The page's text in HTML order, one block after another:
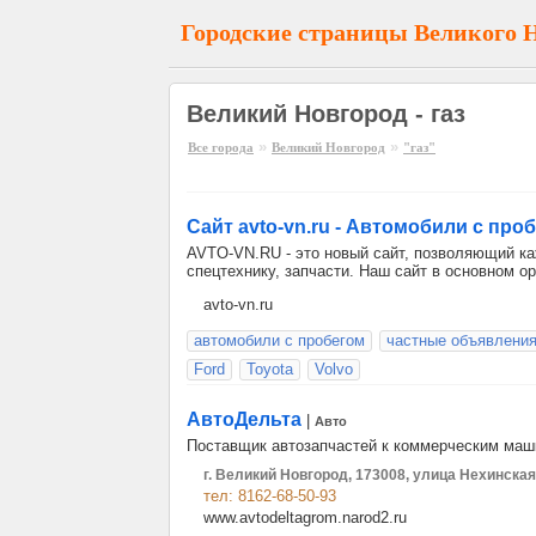
Городские страницы Великого
Великий Новгород - газ
Все города » Великий Новгород » "газ"
Сайт avto-vn.ru - Автомобили с
AVTO-VN.RU - это новый сайт, позволяющий
спецтехнику, запчасти. Наш сайт в основном
avto-vn.ru
автомобили с пробегом
частные объявления
Ford
Toyota Volvo
АвтоДельта Авто
Поставщик автозапчастей к коммерческим
г. Великий Новгород, 173008, улица
тел: 8162-68-50-93
www.avtodeltagrom.narod2.ru